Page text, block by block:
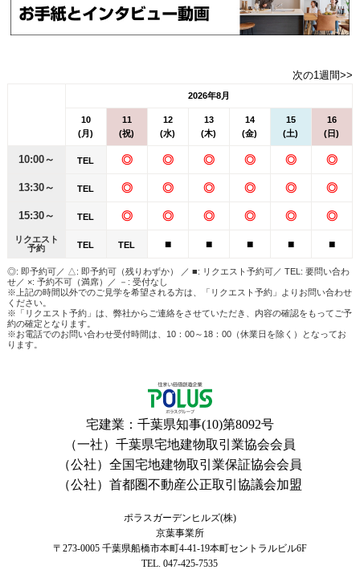
次の1週間>>
2026年8月
10
(月)
11
(祝)
12
(水)
13
(木)
14
(金)
15
(土)
16
(日)
10:00～ TEL ◎ ◎ ◎ ◎ ◎ ◎
13:30～ TEL ◎ ◎ ◎ ◎ ◎ ◎
15:30～ TEL ◎ ◎ ◎ ◎ ◎ ◎
リクエスト
予約
TEL TEL ■ ■ ■ ■ ■
◎: 即予約可／ △: 即予約可（残りわずか） ／ ■: リクエスト予約可／ TEL: 要問い合わ
せ／ ×: 予約不可（満席）／ －: 受付なし
※上記の時間以外でのご見学を希望される方は、「リクエスト予約」よりお問い合わせ
ください。
※「リクエスト予約」は、弊社からご連絡をさせていただき、内容の確認をもってご予
約の確定となります。
※お電話でのお問い合わせ受付時間は、10：00～18：00（休業日を除く）となってお
ります。
宅建業：千葉県知事(10)第8092号
（一社）千葉県宅地建物取引業協会会員
（公社）全国宅地建物取引業保証協会会員
（公社）首都圏不動産公正取引協議会加盟
ポラスガーデンヒルズ(株)
京葉事業所
〒273-0005 千葉県船橋市本町4-41-19本町セントラルビル6F
TEL. 047-425-7535